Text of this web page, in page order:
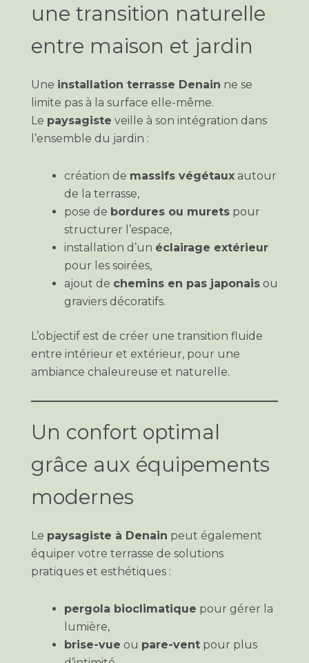
une transition naturelle
entre maison et jardin
Une installation terrasse Denain ne se
limite pas à la surface elle-même.
Le paysagiste veille à son intégration dans
l’ensemble du jardin :
création de massifs végétaux autour
de la terrasse,
pose de bordures ou murets pour
structurer l’espace,
installation d’un éclairage extérieur
pour les soirées,
ajout de chemins en pas japonais ou
graviers décoratifs.
L’objectif est de créer une transition fluide
entre intérieur et extérieur, pour une
ambiance chaleureuse et naturelle.
Un confort optimal
grâce aux équipements
modernes
Le paysagiste à Denain peut également
équiper votre terrasse de solutions
pratiques et esthétiques :
pergola bioclimatique pour gérer la
lumière,
brise-vue ou pare-vent pour plus